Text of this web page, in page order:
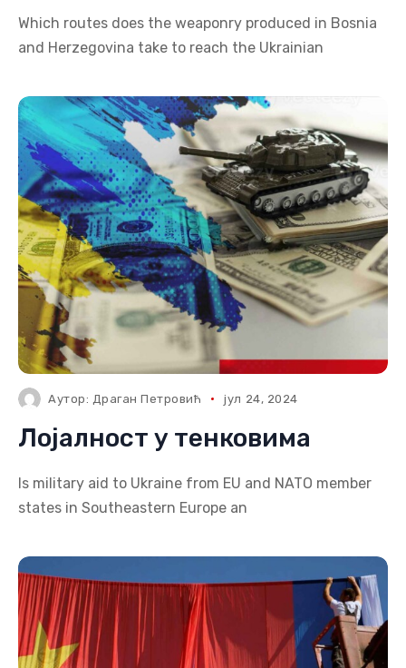
Which routes does the weaponry produced in Bosnia
and Herzegovina take to reach the Ukrainian
Аутор: Драган Петровић јул 24, 2024
Лојалност у тенковима
Is military aid to Ukraine from EU and NATO member
states in Southeastern Europe an